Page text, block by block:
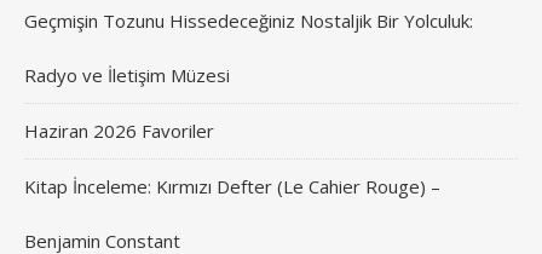
Geçmişin Tozunu Hissedeceğiniz Nostaljik Bir Yolculuk:
Radyo ve İletişim Müzesi
Haziran 2026 Favoriler
Kitap İnceleme: Kırmızı Defter (Le Cahier Rouge) –
Benjamin Constant